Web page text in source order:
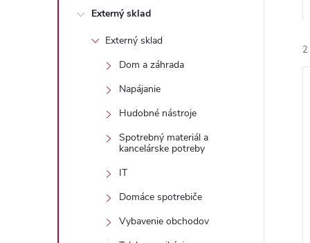
Externý sklad
Externý sklad
Dom a záhrada
Napájanie
Hudobné nástroje
Spotrebný materiál a
kancelárske potreby
IT
Domáce spotrebiče
Vybavenie obchodov
a2